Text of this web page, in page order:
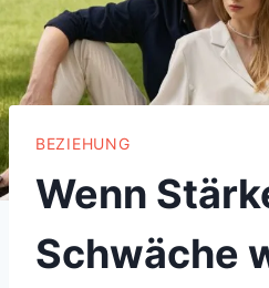
BEZIEHUNG
Wenn
Schwäche